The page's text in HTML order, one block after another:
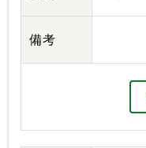
備考